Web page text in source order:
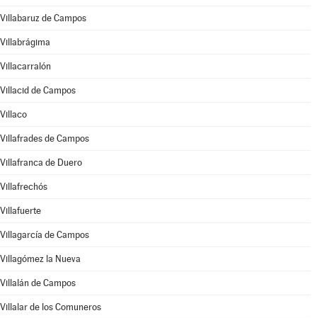
Villabaruz de Campos
Villabrágima
Villacarralón
Villacid de Campos
Villaco
Villafrades de Campos
Villafranca de Duero
Villafrechós
Villafuerte
Villagarcía de Campos
Villagómez la Nueva
Villalán de Campos
Villalar de los Comuneros